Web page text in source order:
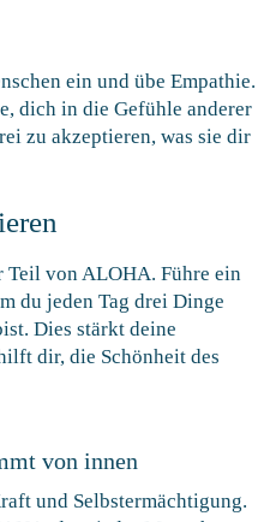
ein und übe Empathie.
dich in die Gefühle anderer
zu akzeptieren, was sie dir
von ALOHA. Führe ein
du jeden Tag drei Dinge
Dies stärkt deine
dir, die Schönheit des
von innen
und Selbstermächtigung.